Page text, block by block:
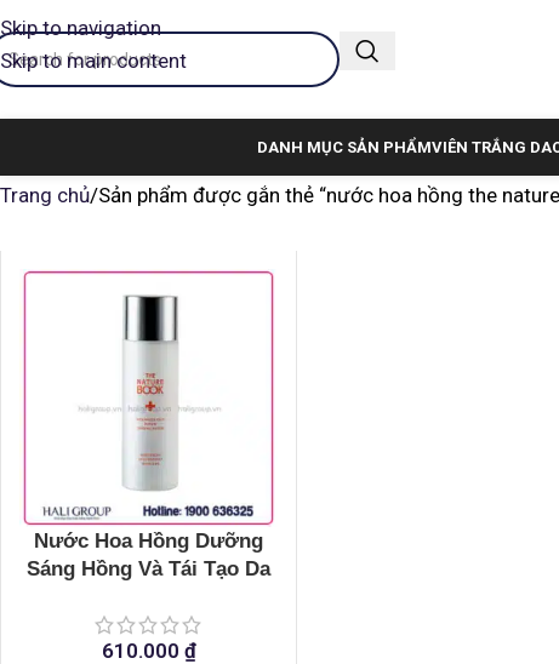
Skip to navigation
Skip to main content
DANH MỤC SẢN PHẨMVIÊN TRẮNG DA
Trang chủ Sản phẩm được gắn thẻ “nước hoa hồng the
Nước Hoa Hồng Dưỡng
Sáng Hồng Và Tái Tạo Da
610.000 ₫